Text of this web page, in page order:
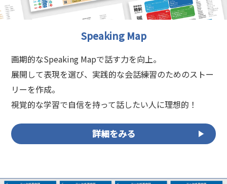
Speaking Map
画期的なSpeaking Mapで話す力を向上。
展開して表現を選び、実践的な会話練習のためのストー
リーを作成。
視覚的な学習で自信を持って話したい人に理想的！
詳細をみる